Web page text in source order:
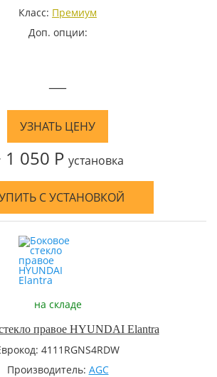
Класс: Премиум
Доп. опции:
—
УЗНАТЬ ЦЕНУ
1 050 Р установка
С УСТАНОВКОЙ
на складе
правое HYUNDAI Elantra
4111RGNS4RDW
Производитель: AGC